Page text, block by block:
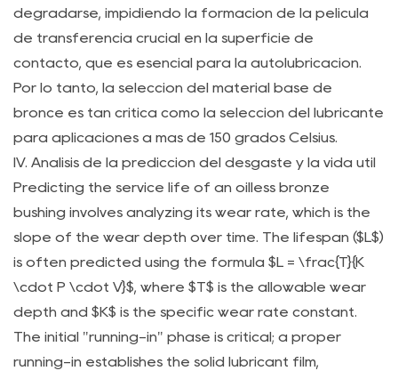
con
la
vida
útil
esperada
de
un
buje
de
bronce
sin
degradarse, impidiendo la formación de la película
de transferencia crucial en la superficie de
contacto, que es esencial para la autolubricación.
Por lo tanto, la selección del material base de
bronce es tan crítica como la selección del lubricante
para aplicaciones a más de 150 grados Celsius.
IV. Análisis de la predicción del desgaste y la vida útil
Predicting the service life of an oilless bronze
bushing involves analyzing its wear rate, which is the
slope of the wear depth over time. The lifespan ($L$)
is often predicted using the formula $L = \frac{T}{K
\cdot P \cdot V}$, where $T$ is the allowable wear
depth and $K$ is the specific wear rate constant.
The initial "running-in" phase is critical; a proper
running-in establishes the solid lubricant film,